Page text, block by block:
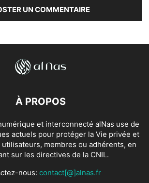
À PROPOS
et interconnecté alNas use de
actuels pour protéger la Vie privée et
membres ou adhérents, en
sur les directives de la CNIL.
nous: contact[@]alnas.fr